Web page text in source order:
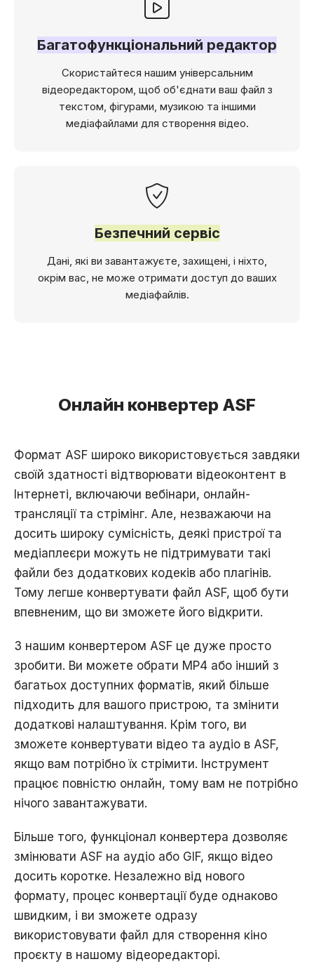
Багатофункціональний редактор
Скористайтеся нашим універсальним
відеоредактором, щоб об'єднати ваш файл з
текстом, фігурами, музикою та іншими
медіафайлами для створення відео.
Безпечний сервіс
Дані, які ви завантажуєте, захищені, і ніхто,
окрім вас, не може отримати доступ до ваших
медіафайлів.
Онлайн конвертер ASF
Формат ASF широко використовується завдяки
своїй здатності відтворювати відеоконтент в
Інтернеті, включаючи вебінари, онлайн-
трансляції та стрімінг. Але, незважаючи на
досить широку сумісність, деякі пристрої та
медіаплеєри можуть не підтримувати такі
файли без додаткових кодеків або плагінів.
Тому легше конвертувати файл ASF, щоб бути
впевненим, що ви зможете його відкрити.
З нашим конвертером ASF це дуже просто
зробити. Ви можете обрати MP4 або інший з
багатьох доступних форматів, який більше
підходить для вашого пристрою, та змінити
додаткові налаштування. Крім того, ви
зможете конвертувати відео та аудіо в ASF,
якщо вам потрібно їх стрімити. Інструмент
працює повністю онлайн, тому вам не потрібно
нічого завантажувати.
Більше того, функціонал конвертера дозволяє
змінювати ASF на аудіо або GIF, якщо відео
досить коротке. Незалежно від нового
формату, процес конвертації буде однаково
швидким, і ви зможете одразу
використовувати файл для створення кіно
проєкту в нашому відеоредакторі.